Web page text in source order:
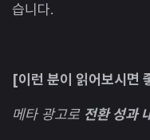
습니다.
[이런 분이 읽어보시면
메타 광고로 전환 성과